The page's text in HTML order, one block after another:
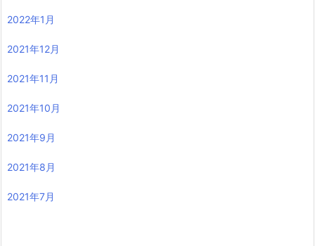
2022年1月
2021年12月
2021年11月
2021年10月
2021年9月
2021年8月
2021年7月